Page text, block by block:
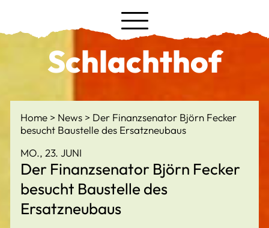
Schlachthof
Home News
Der Finanzsenator Björn Fecker
besucht Baustelle des Ersatzneubaus
MO., 23. JUNI
Der Finanzsenator Björn Fecker
besucht Baustelle des
Ersatzneubaus